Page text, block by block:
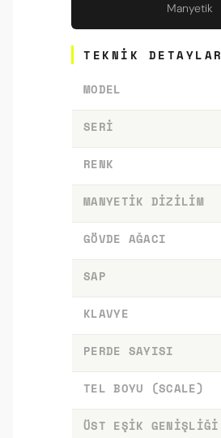
Manyetik
TEKNIK DETAYLAR
MODEL
SERI
RENK
MANYETIK DIZILIM
GÖVDE AĞACI
SAP
KLAVYE
PERDE SAYISI
TEL BOYU (SCALE)
ÜST EŞIK GENIŞLIĞI